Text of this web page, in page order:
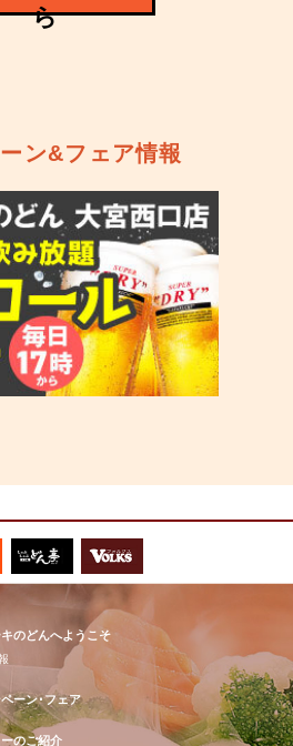
ら
ン&フェア情報
キのどんへようこそ
ーン･フェア
ーのご紹介